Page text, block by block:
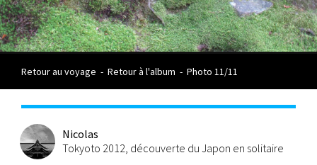
Retour au voyage - Retour à l'album - Photo 11/11
Nicolas
Tokyoto 2012, découverte du Japon en solitaire